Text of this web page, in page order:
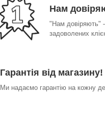
Нам
"Нам довіряють"
задоволених
Гарантія від магазину!
Ми надаємо гарантію на кожну